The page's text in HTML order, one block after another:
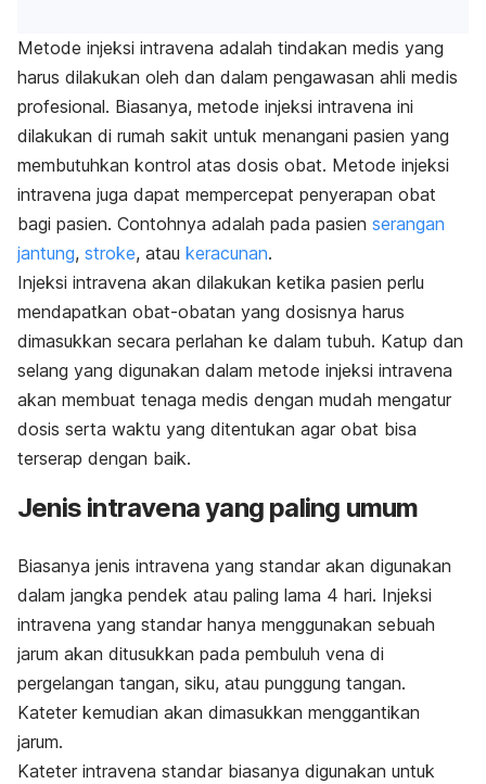
Metode injeksi intravena adalah tindakan medis yang
harus dilakukan oleh dan dalam pengawasan ahli medis
profesional. Biasanya, metode injeksi intravena ini
dilakukan di rumah sakit untuk menangani pasien yang
membutuhkan kontrol atas dosis obat. Metode injeksi
intravena juga dapat mempercepat penyerapan obat
bagi pasien. Contohnya adalah pada pasien serangan
jantung, stroke, atau keracunan.
Injeksi intravena akan dilakukan ketika pasien perlu
mendapatkan obat-obatan yang dosisnya harus
dimasukkan secara perlahan ke dalam tubuh. Katup dan
selang yang digunakan dalam metode injeksi intravena
akan membuat tenaga medis dengan mudah mengatur
dosis serta waktu yang ditentukan agar obat bisa
terserap dengan baik.
Jenis intravena yang paling umum
Biasanya jenis intravena yang standar akan digunakan
dalam jangka pendek atau paling lama 4 hari. Injeksi
intravena yang standar hanya menggunakan sebuah
jarum akan ditusukkan pada pembuluh vena di
pergelangan tangan, siku, atau punggung tangan.
Kateter kemudian akan dimasukkan menggantikan
jarum.
Kateter intravena standar biasanya digunakan untuk